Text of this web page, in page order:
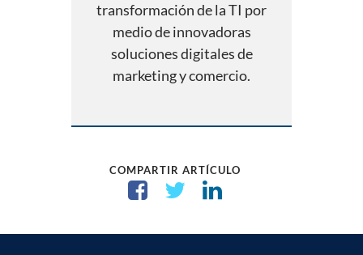
transformación de la TI por
medio de innovadoras
soluciones digitales de
marketing y comercio.
COMPARTIR ARTÍCULO